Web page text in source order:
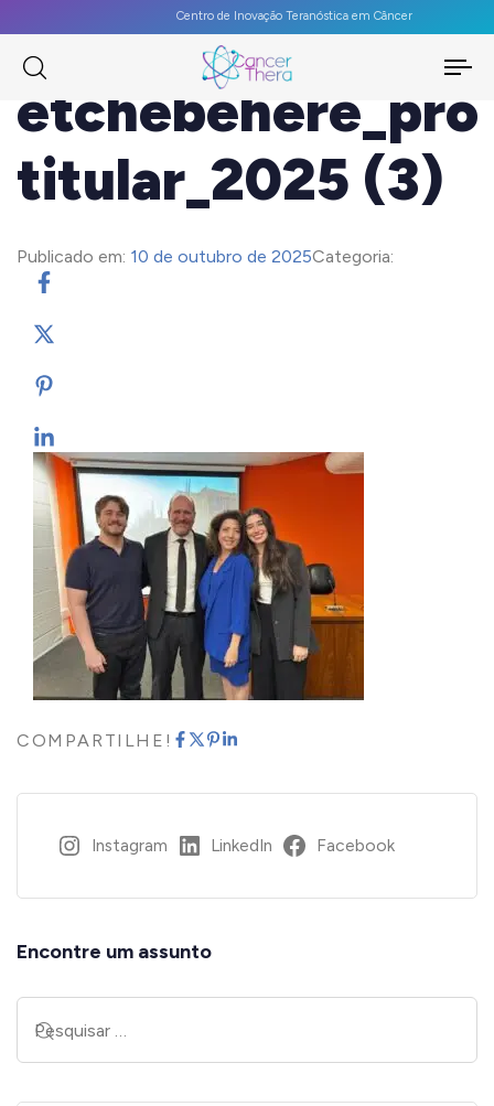
Centro de Inovação Teranóstica em Câncer
titular_2025 (3)
Publicado em: 10 de outubro de 2025Categoria:
COMPARTILHE!
Instagram LinkedIn Facebook
Encontre um assunto